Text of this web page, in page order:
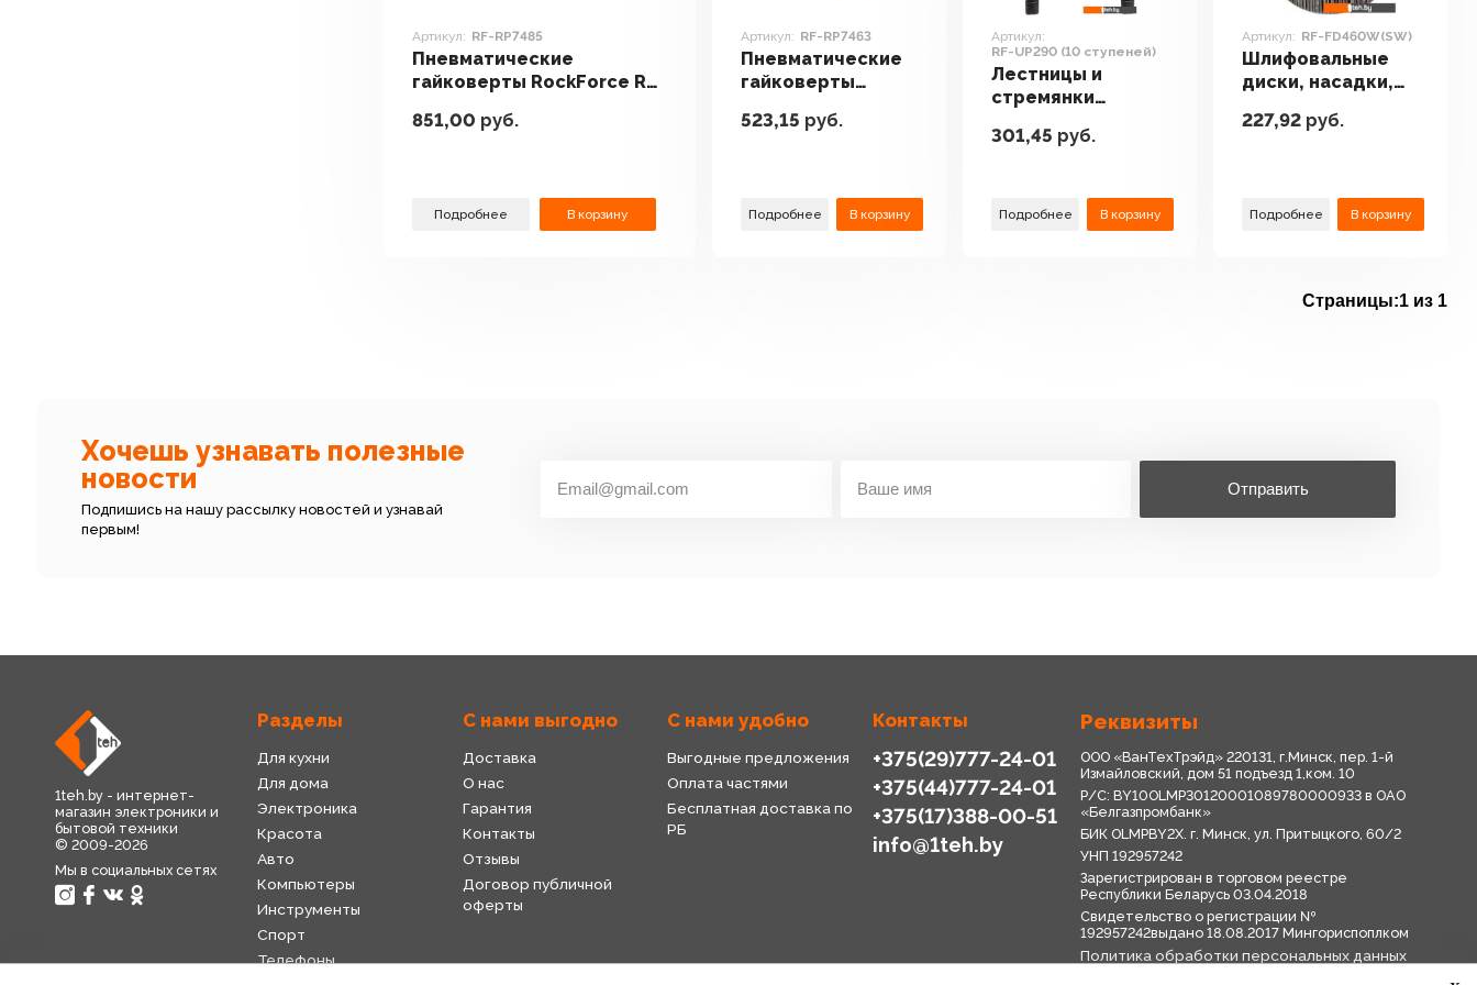
Артикул: RF-RP7485
Пневматические
гайковерты RockForce RF-
851,00 руб.
Подробнее В корзину
Артикул: RF-RP7463
Пневматические
гайковерты
RP7463
523,15 руб.
Подробнее В корзину
Артикул:
RF-UP290 (10 ступеней)
Лестницы и
стремянки
UP290 (10
301,45 руб.
Подробнее В корзину
Артикул: RF-FD460W(SW)
Шлифовальные
диски, насадки,
RF-FD460W(SW)
227,92 руб.
Подробнее В корзину
Страницы:1 из 1
Хочешь узнавать полезные
новости
Подпишись на нашу рассылку новостей и узнавай
первым!
Отправить
1teh.by - интернет-
магазин электроники и
бытовой техники
© 2009-2026
Мы в социальных сетях
Разделы
Для кухни
Для дома
Электроника
Красота
Авто
Компьютеры
Инструменты
Спорт
Телефоны
С нами выгодно
Доставка
О нас
Гарантия
Контакты
Отзывы
Договор публичной
оферты
С нами удобно
Выгодные предложения
Оплата частями
Бесплатная доставка по
РБ
Контакты
+375(29)777-24-01
+375(44)777-24-01
+375(17)388-00-51
info@1teh.by
Реквизиты
ООО «ВанТехТрэйд» 220131, г.Минск, пер. 1-й
Измайловский, дом 51 подъезд 1,ком. 10
Р/С: BY10OLMP30120001089780000933 в OАО
«Белгазпромбанк»
БИК OLMPBY2X. г. Минск, ул. Притыцкого, 60/2
УНП 192957242
Зарегистрирован в торговом реестре
Республики Беларусь 03.04.2018
Свидетельство о регистрации №
192957242выдано 18.08.2017 Мингориспоплком
Политика обработки персональных данных